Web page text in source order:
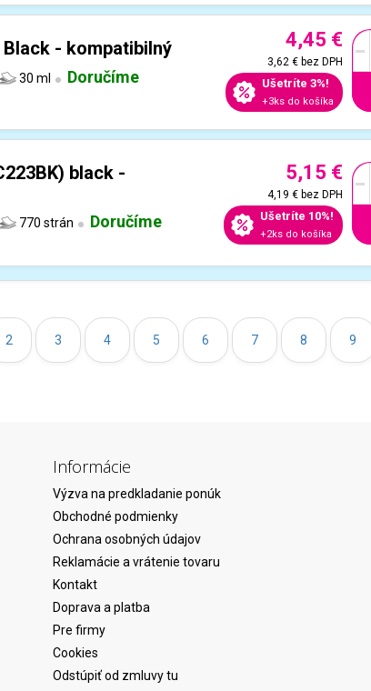
- kompatibilný
30 ml
Doručíme
4,45 €
3,62 €bez DPH
Ušetríte 3%!
+3ks do košíka
-
black -
770 strán
Doručíme
5,15 €
4,19 €bez DPH
Ušetríte 10%!
+2ks do košíka
-
2 3 4 5 6 7 8 9
Informácie
Výzva na predkladanie ponúk
Obchodné podmienky
Ochrana osobných údajov
Reklamácie a vrátenie tovaru
Kontakt
Doprava a platba
Pre firmy
Cookies
Odstúpiť od zmluvy tu